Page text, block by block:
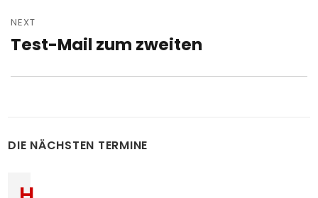
NEXT
Next
Test-Mail zum zweiten
DIE NÄCHSTEN TERMINE